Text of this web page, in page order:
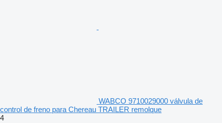
WABCO 9710029000 válvula de
control de freno para Chereau TRAILER remolque
4